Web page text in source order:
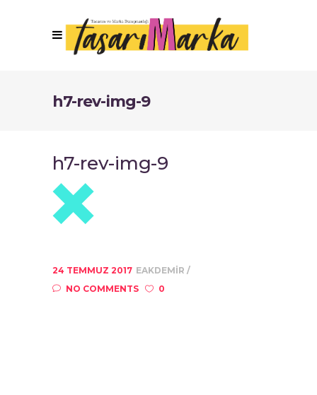
h7-rev-img-9
h7-rev-img-9
24 TEMMUZ 2017 EAKDEMIR
NO COMMENTS
0